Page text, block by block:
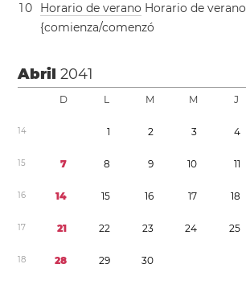
10 Horario de verano Horario de verano
{comienza/comenzó
Abril2041
D L M M J
14 1 2 3 4
15 7 8 9 10 11
16 14 15 16 17 18
17 21 22 23 24 25
18 28 29 30